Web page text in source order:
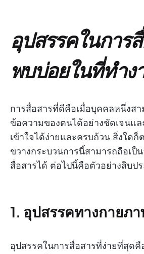
อุปสรรคในการ
พบบ่อยในที่ทำง
การสื่อสารที่ดีคือเมื่อบุคคลหนึ่งส
ข้อความของตนได้อย่างชัดเจนแ
เข้าใจได้ง่ายและครบถ้วน สิ่งใดก็
ขวางกระบวนการนี้สามารถถือเป็
สื่อสารได้ ต่อไปนี้คือตัวอย่างสิบปร
1. อุปสรรคทางกายภ
อุปสรรคในการสื่อสารที่ง่ายที่สุดคื